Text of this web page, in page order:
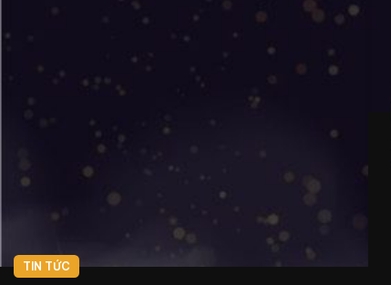
TIN TỨC